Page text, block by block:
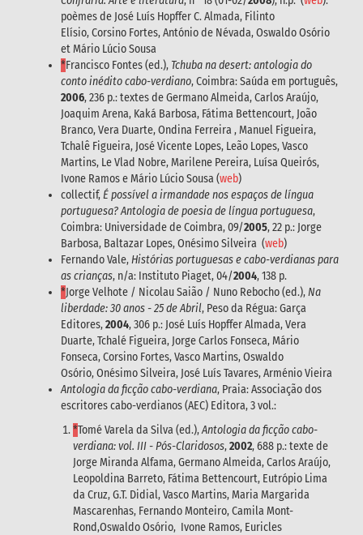
poèmes de José Luís Hopffer C. Almada, Filinto
Elísio, Corsino Fortes, António de Névada, Oswaldo Osório
et Mário Lúcio Sousa
*Francisco Fontes (ed.), Tchuba na desert: antologia do
conto inédito cabo-verdiano, Coimbra: Saúda em português,
2006, 236 p.: textes de Germano Almeida, Carlos Araújo,
Joaquim Arena, Kaká Barbosa, Fátima Bettencourt, João
Branco, Vera Duarte, Ondina Ferreira , Manuel Figueira,
Tchalê Figueira, José Vicente Lopes, Leão Lopes, Vasco
Martins, Le Vlad Nobre, Marilene Pereira, Luísa Queirós,
Ivone Ramos e Mário Lúcio Sousa (web)
collectif,É possível a irmandade nos espaços de língua
portuguesa? Antologia de poesia de língua portuguesa,
Coimbra: Universidade de Coimbra, 09/2005, 22 p.: Jorge
Barbosa, Baltazar Lopes, Onésimo Silveira (web)
Fernando Vale,Histórias portuguesas e cabo-verdianas para
as crianças, n/a: Instituto Piaget, 04/2004, 138 p.
*Jorge Velhote / Nicolau Saião / Nuno Rebocho (ed.),Na
liberdade: 30 anos - 25 de Abril, Peso da Régua: Garça
Editores,2004, 306 p.: José Luís Hopffer Almada, Vera
Duarte, Tchalé Figueira, Jorge Carlos Fonseca, Mário
Fonseca, Corsino Fortes, Vasco Martins, Oswaldo
Osório, Onésimo Silveira, José Luís Tavares, Arménio Vieira
Antologia da ficção cabo-verdiana, Praia: Associação dos
escritores cabo-verdianos (AEC) Editora, 3 vol.:
*Tomé Varela da Silva (ed.),Antologia da ficção cabo-
verdiana: vol. III - Pós-Claridosos,2002, 688 p.: texte de
Jorge Miranda Alfama, Germano Almeida, Carlos Araújo,
Leopoldina Barreto, Fátima Bettencourt, Eutrópio Lima
da Cruz, G.T. Didial, Vasco Martins, Maria Margarida
Mascarenhas, Fernando Monteiro, Camila Mont-
Rond,Oswaldo Osório, Ivone Ramos, Euricles